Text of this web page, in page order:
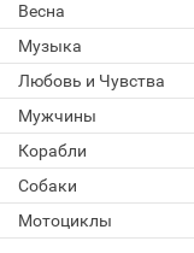
Весна
Музыка
Любовь и Чувства
Мужчины
Корабли
Собаки
Мотоциклы